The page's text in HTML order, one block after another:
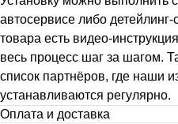
автосервисе либо детейлинг-
товара есть видео-
весь процесс шаг за шагом.
список партнёров, где наши
устанавливаются регулярно.
Оплата и доставка